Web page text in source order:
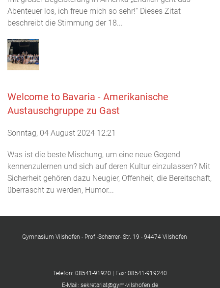
Abenteuer los, ich freue mich so sehr!“ Dieses Zitat
beschreibt die Stimmung der 18...
Welcome to Bavaria - Amerikanische
Austauschgruppe zu Gast
Sonntag, 04 August 2024 12:21
Was ist die beste Mischung, um eine neue Gegend
kennenzulernen und sich auf deren Kultur einzulassen? Mit
Sicherheit gehören dazu Neugier, Offenheit, die Bereitschaft,
überrascht zu werden, Humor...
Gymnasium Vilshofen - Prof.-Scharrer- Str. 19 - 94474 Vilshofen
Telefon: 08541-91920 | Fax: 08541-919240
E-Mail: sekretariat@gym-vilshofen.de